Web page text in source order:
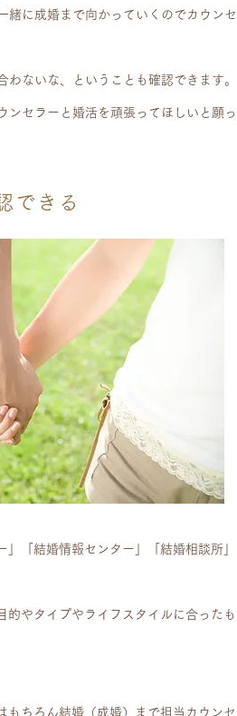
緒に成婚まで向かっていくのでカウン
ないな、ということも確認できます。
セラーと婚活を頑張ってほしいと願っ
できる
「結婚情報センター」「結婚相談所」
的やタイプやライフスタイルに合った
もちろん結婚（成婚）まで担当カウン